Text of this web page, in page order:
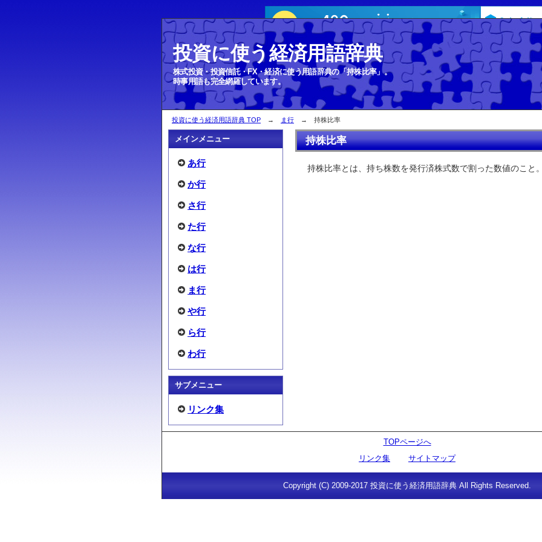
持株比率
投資に使う経済用語辞典 TOP → ま行 → 持株比率
持株比率
持株比率とは、持ち株数を発行済株式数で割った数値のこと
メインメニュー
あ行
か行
さ行
た行
な行
は行
ま行
や行
ら行
わ行
サブメニュー
リンク集
TOPページへ
リンク集
サイトマップ
Copyright (C) 2009-2017 投資に使う経済用語辞典 All Rights Reserved.
投資に使う経済用語辞典
株式投資・投資信託・FX・経済に使う用語辞典の「持株比率」。
時事用語も完全網羅しています。